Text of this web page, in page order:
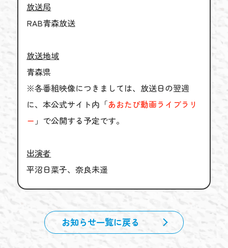
放送局
RAB青森放送
放送地域
青森県
※各番組映像につきましては、放送日の翌週
に、本公式サイト内「あおたび動画ライブラリ
ー 」で公開する予定です。
出演者
平沼日菜子、奈良未遥
お知らせ一覧に戻る